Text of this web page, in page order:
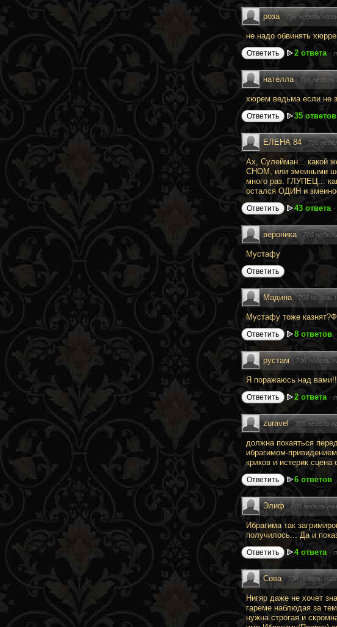
роза · 706 недель
не надо обвинять
Ответить 2 ответа·
нателла · 706 недель
хюрем ведьма если не
Ответить 35 ответов
ЕЛЕНА 84 · 706
Ах, Сулейман... какой
СНОМ, или змеиными
много раз. ГЛУПЕЦ...
остался ОДИН и
Ответить 43 ответа ·
вероника · 706
Мустафу
Ответить
Мадина ·706 недель
Мустафу тоже
Ответить 8 ответов ·
рустам · 706 недель
Я поражаюсь над
Ответить 2 ответа ·
zuravel · 706 недель
должна покаяться
ибрагимом-
криков и истерик
Ответить 6 ответов ·
Элиф · 706 недель
Ибрагима так
получилось... Да и
Ответить 4 ответа ·
Сова · 706 недель
Нигяр даже не хочет
гареме наблюдая за
нужна строгая и